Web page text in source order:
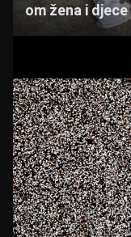
om žena i djece